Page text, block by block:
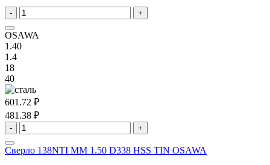
- +
OSAWA
1.40
1.4
18
40
601.72 ₽
481.38 ₽
- +
Сверло 138NTI MM 1.50 D338 HSS TIN OSAWA